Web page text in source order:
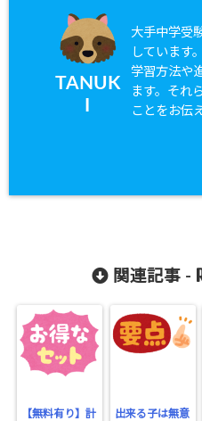
TANUK
大手中学受
しています
学習方法や
ます。それ
ことをお伝
関連記事 -
【無料有り】計
出来る子は無意